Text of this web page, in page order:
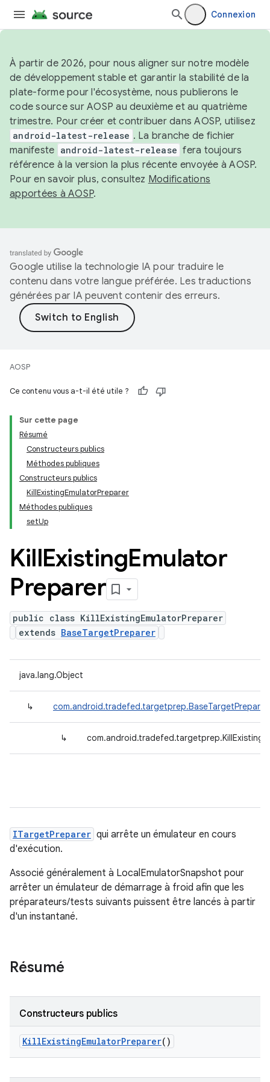
Connexion
À partir de 2026, pour nous aligner sur notre modèle
de développement stable et garantir la stabilité de la
plate-forme pour l'écosystème, nous publierons le
code source sur AOSP au deuxième et au quatrième
trimestre. Pour créer et contribuer dans AOSP, utilisez
android-latest-release . La branche de fichier
manifeste android-latest-release fera toujours
référence à la version la plus récente envoyée à AOSP.
Pour en savoir plus, consultez Modifications
apportées à AOSP.
Google utilise la technologie IA pour traduire le
contenu dans votre langue préférée. Les traductions
générées par IA peuvent contenir des erreurs.
AOSP
Ce contenu vous a-t-il été utile ?
Sur cette page
Résumé
Constructeurs publics
Méthodes publiques
Constructeurs publics
KillExistingEmulatorPreparer
Méthodes publiques
setUp
KillExistingEmulator
Preparer
public class KillExistingEmulatorPreparer
extends BaseTargetPreparer
java.lang.Object
↳ com.android.tradefed.targetprep.BaseTargetPreparer
↳
ITargetPreparer qui arrête un émulateur en cours
d'exécution.
Associé généralement à LocalEmulatorSnapshot pour
arrêter un émulateur de démarrage à froid afin que les
préparateurs/tests suivants puissent être lancés à partir
d'un instantané.
Résumé
Constructeurs publics
KillExistingEmulatorPreparer()